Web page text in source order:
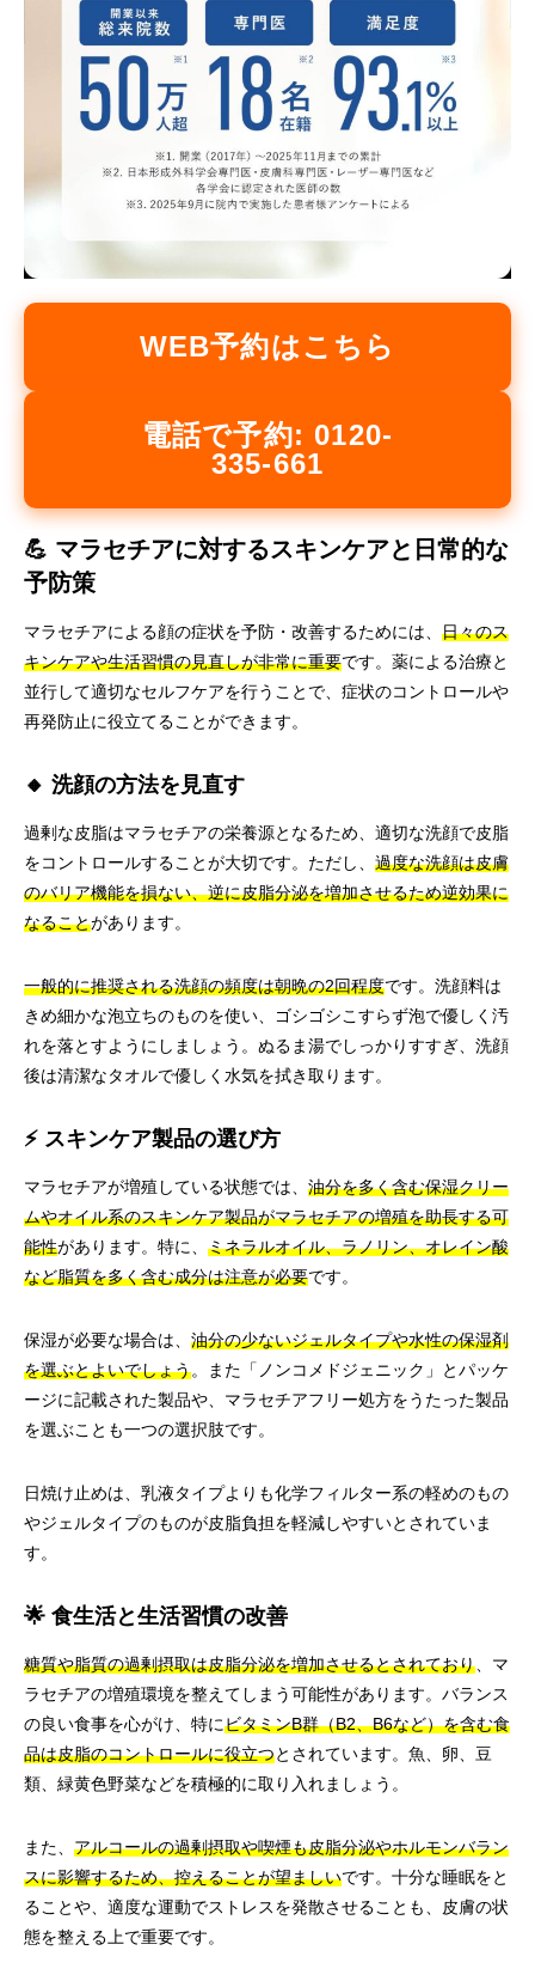
WEB予約はこちら
電話で予約: 0120-
335-661
💪 マラセチアに対するスキンケアと日常的な
予防策
マラセチアによる顔の症状を予防・改善するためには、 日々のス
キンケアや生活習慣の見直しが非常に重要です。薬による治療と
並行して適切なセルフケアを行うことで、症状のコントロールや
再発防止に役立てることができます。
🔸 洗顔の方法を見直す
過剰な皮脂はマラセチアの栄養源となるため、適切な洗顔で皮脂
をコントロールすることが大切です。ただし、 過度な洗顔は皮膚
のバリア機能を損ない、逆に皮脂分泌を増加させるため逆効果に
なることがあります。
一般的に推奨される洗顔の頻度は朝晩の2回程度です。洗顔料は
きめ細かな泡立ちのものを使い、ゴシゴシこすらず泡で優しく汚
れを落とすようにしましょう。ぬるま湯でしっかりすすぎ、洗顔
後は清潔なタオルで優しく水気を拭き取ります。
⚡ スキンケア製品の選び方
マラセチアが増殖している状態では、 油分を多く含む保湿クリー
ムやオイル系のスキンケア製品がマラセチアの増殖を助長する可
能性があります。特に、 ミネラルオイル、ラノリン、オレイン酸
など脂質を多く含む成分は注意が必要です。
保湿が必要な場合は、 油分の少ないジェルタイプや水性の保湿剤
を選ぶとよいでしょう。また「ノンコメドジェニック」とパッケ
ージに記載された製品や、マラセチアフリー処方をうたった製品
を選ぶことも一つの選択肢です。
日焼け止めは、乳液タイプよりも化学フィルター系の軽めのもの
やジェルタイプのものが皮脂負担を軽減しやすいとされていま
す。
🌟 食生活と生活習慣の改善
糖質や脂質の過剰摂取は皮脂分泌を増加させるとされており 、マ
ラセチアの増殖環境を整えてしまう可能性があります。バランス
の良い食事を心がけ、特にビタミンB群（B2、B6など）を含む食
品は皮脂のコントロールに役立つとされています。魚、卵、豆
類、緑黄色野菜などを積極的に取り入れましょう。
また、 アルコールの過剰摂取や喫煙も皮脂分泌やホルモンバラン
スに影響するため、控えることが望ましいです。十分な睡眠をと
ることや、適度な運動でストレスを発散させることも、皮膚の状
態を整える上で重要です。